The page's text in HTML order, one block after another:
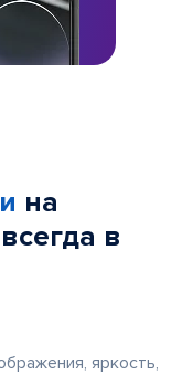
на
всегда в
яркость,